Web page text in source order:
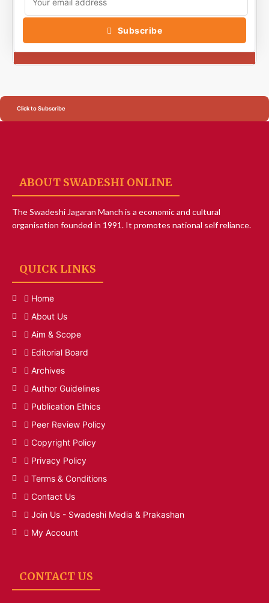
Subscribe
Click to Subscribe
ABOUT SWADESHI ONLINE
The Swadeshi Jagaran Manch is a economic and cultural
organisation founded in 1991. It promotes national self reliance.
QUICK LINKS
Home
About Us
Aim & Scope
Editorial Board
Archives
Author Guidelines
Publication Ethics
Peer Review Policy
Copyright Policy
Privacy Policy
Terms & Conditions
Contact Us
Join Us - Swadeshi Media & Prakashan
My Account
CONTACT US